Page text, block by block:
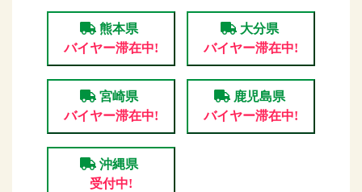
熊本県
バイヤー滞在中!
大分県
バイヤー滞在中!
宮崎県
バイヤー滞在中!
鹿児島県
バイヤー滞在中!
沖縄県
受付中!